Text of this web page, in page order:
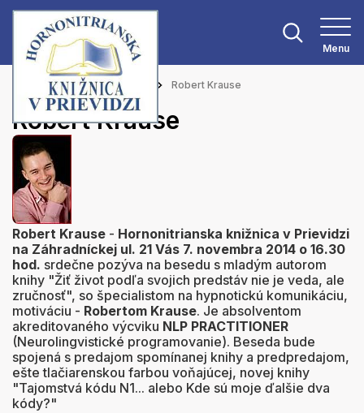
Menu
Hlavná stránka Aktuality Robert Krause
Robert Krause
Robert Krause - Hornonitrianska knižnica v Prievidzi
na Záhradníckej ul. 21 Vás 7. novembra 2014 o 16.30
hod. srdečne pozýva na besedu s mladým autorom
knihy "Žiť život podľa svojich predstáv nie je veda, ale
zručnosť", so špecialistom na hypnotickú komunikáciu,
motiváciu - Robertom Krause. Je absolventom
akreditovaného výcviku NLP PRACTITIONER
(Neurolingvistické programovanie). Beseda bude
spojená s predajom spomínanej knihy a predpredajom,
ešte tlačiarenskou farbou voňajúcej, novej knihy
"Tajomstvá kódu N1... alebo Kde sú moje ďalšie dva
kódy?"